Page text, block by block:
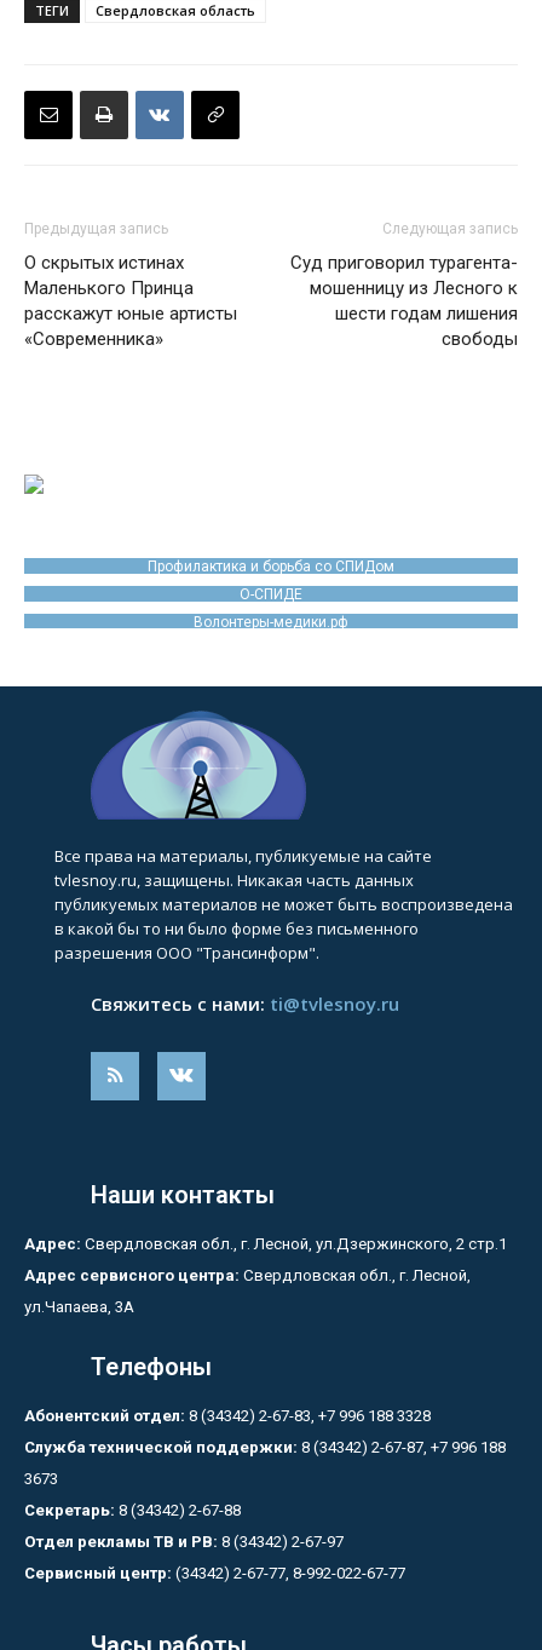
ТЕГИ Свердловская область
Предыдущая запись
О скрытых истинах
Маленького Принца
расскажут юные артисты
«Современника»
Следующая запись
Суд приговорил турагента-
мошенницу из Лесного к
шести годам лишения
свободы
Профилактика и борьба со СПИДом
О-СПИДЕ
Волонтеры-медики.рф
Все права на материалы, публикуемые на сайте
tvlesnoy.ru, защищены. Никакая часть данных
публикуемых материалов не может быть воспроизведена
в какой бы то ни было форме без письменного
разрешения ООО "Трансинформ".
Свяжитесь с нами: ti@tvlesnoy.ru
Наши контакты
Адрес: Свердловская обл., г. Лесной, ул.Дзержинского, 2 стр.1
Адрес сервисного центра: Свердловская обл., г. Лесной,
ул.Чапаева, 3А
Телефоны
Абонентский отдел: 8 (34342) 2-67-83, +7 996 188 3328
Служба технической поддержки: 8 (34342) 2-67-87, +7 996 188
3673
Секретарь: 8 (34342) 2-67-88
Отдел рекламы ТВ и РВ: 8 (34342) 2-67-97
Сервисный центр: (34342) 2-67-77, 8-992-022-67-77